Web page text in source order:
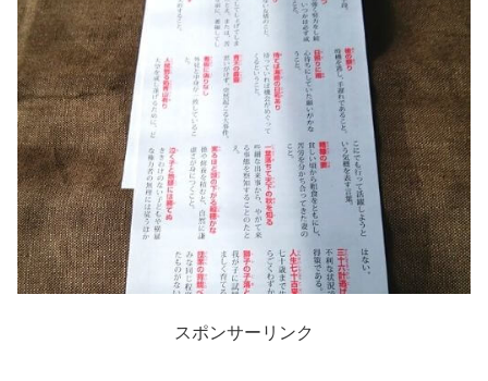
スポンサーリンク